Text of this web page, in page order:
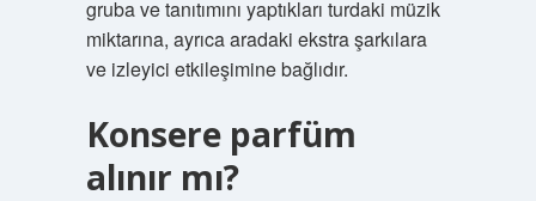
gruba ve tanıtımını yaptıkları turdaki müzik
miktarına, ayrıca aradaki ekstra şarkılara
ve izleyici etkileşimine bağlıdır.
Konsere parfüm
alınır mı?